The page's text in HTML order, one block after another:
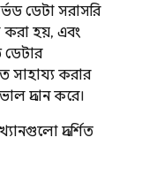
ডেটা সরাসরি
করা হয়, এবং
সাহায্য করার
প্রদান করে।
প্রদর্শিত